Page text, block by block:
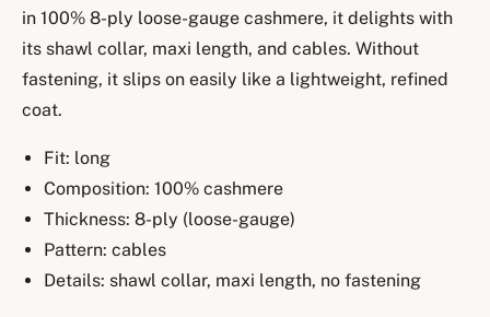
in 100% 8-ply loose-gauge cashmere, it delights with
its shawl collar, maxi length, and cables. Without
fastening, it slips on easily like a lightweight, refined
coat.
Fit: long
Composition: 100% cashmere
Thickness: 8-ply (loose-gauge)
Pattern: cables
Details: shawl collar, maxi length, no fastening